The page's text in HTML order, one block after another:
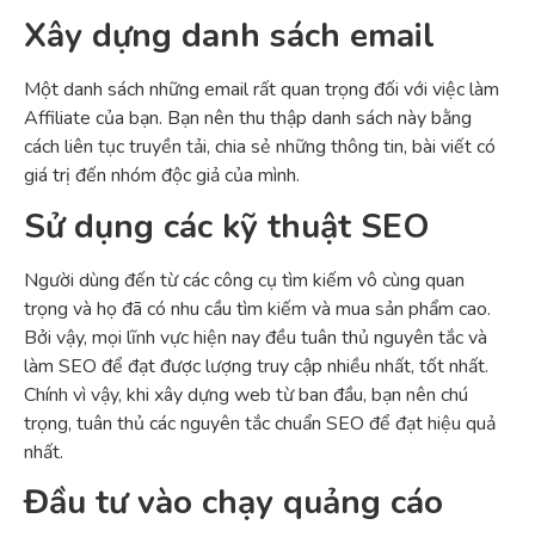
Xây dựng danh sách email
Một danh sách những email rất quan trọng đối với việc làm
Affiliate của bạn. Bạn nên thu thập danh sách này bằng
cách liên tục truyền tải, chia sẻ những thông tin, bài viết có
giá trị đến nhóm độc giả của mình.
Sử dụng các kỹ thuật SEO
Người dùng đến từ các công cụ tìm kiếm vô cùng quan
trọng và họ đã có nhu cầu tìm kiếm và mua sản phẩm cao.
Bởi vậy, mọi lĩnh vực hiện nay đều tuân thủ nguyên tắc và
làm SEO để đạt được lượng truy cập nhiều nhất, tốt nhất.
Chính vì vậy, khi xây dựng web từ ban đầu, bạn nên chú
trọng, tuân thủ các nguyên tắc chuẩn SEO để đạt hiệu quả
nhất.
Đầu tư vào chạy quảng cáo